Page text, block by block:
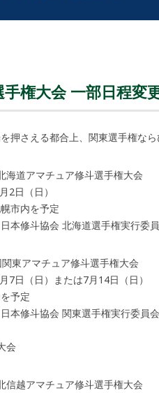
権大会 一部日程変
押さえる都合上、関東選手権な
海道アマチュア修斗選手権大会
2日（日）
市内を予定
日本修斗協会 北海道選手権実行委
関東アマチュア修斗選手権大会
7日（日）または7月14日（日）
予定
日本修斗協会 関東選手権実行委員会
会
信越アマチュア修斗選手権大会